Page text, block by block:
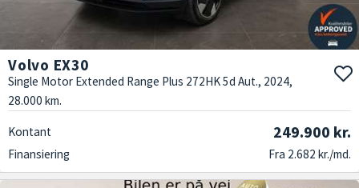
Volvo EX30
Single Motor Extended Range Plus 272HK 5d Aut., 2024,
28.000 km.
Kontant 249.900 kr.
Finansiering Fra 2.682 kr./md.